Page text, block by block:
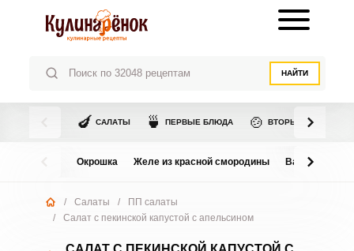
НАЙТИ
🍆 САЛАТЫ 🍵 ПЕРВЫЕ БЛЮДА 🍲 ВТОРЫЕ БЛЮДА
Окрошка Желе из красной смородины Варенье из
/ Салаты /
ПП салаты
/
Салат с пекинской капустой с апельсином